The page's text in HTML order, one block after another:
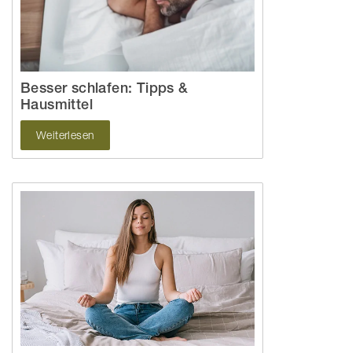
Besser schlafen: Tipps &
Hausmittel
Weiterlesen